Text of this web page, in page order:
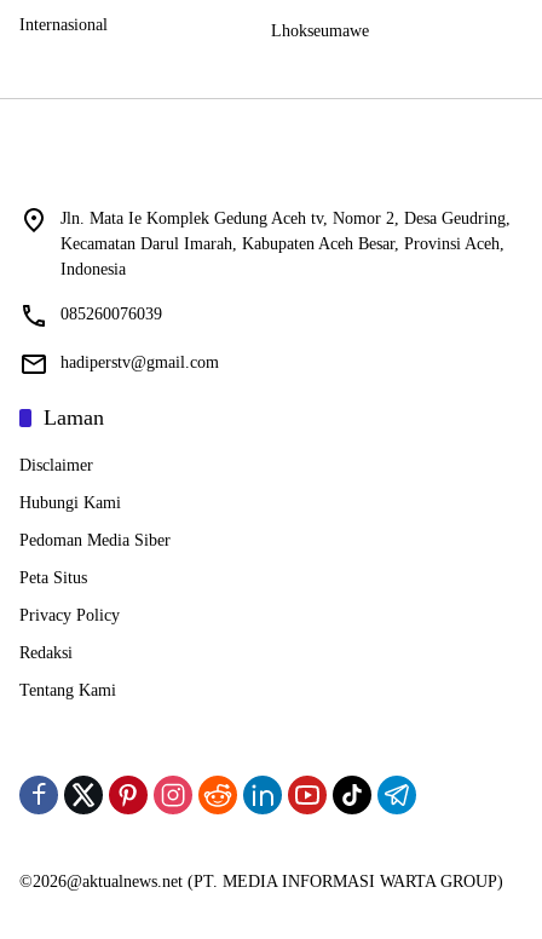
Internasional Lhokseumawe
Jln. Mata Ie Komplek Gedung Aceh tv, Nomor 2, Desa Geudring,
Kecamatan Darul Imarah, Kabupaten Aceh Besar, Provinsi Aceh,
Indonesia
085260076039
hadiperstv@gmail.com
Laman
Disclaimer
Hubungi Kami
Pedoman Media Siber
Peta Situs
Privacy Policy
Redaksi
Tentang Kami
©2026@aktualnews.net (PT. MEDIA INFORMASI WARTA GROUP)